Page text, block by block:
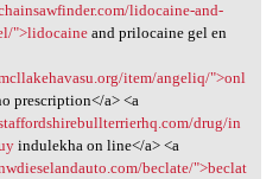
lidocaine-and-
">lidocaineand prilocaine gel en
item/angeliq/">onl
prescription</a> <a
drug/in
indulekha on line</a> <a
beclate/">beclat